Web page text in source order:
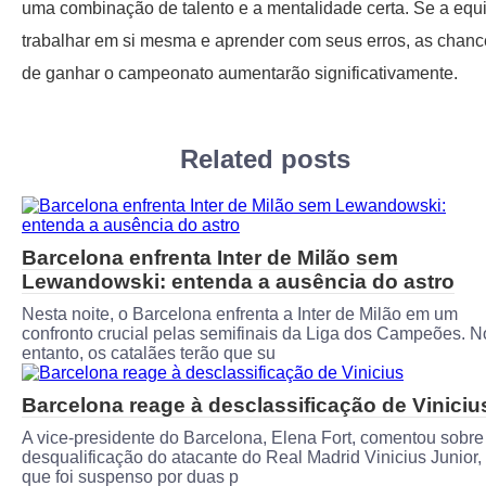
uma combinação de talento e a mentalidade certa. Se a
trabalhar em si mesma e aprender com seus erros, as
de ganhar o campeonato aumentarão significativamente.
Related posts
Barcelona enfrenta Inter de Milão sem
Lewandowski: entenda a ausência do astro
Nesta noite, o Barcelona enfrenta a Inter de Milão em um
confronto crucial pelas semifinais da Liga dos Campeões.
entanto, os catalães terão que su
Barcelona reage à desclassificação de
A vice-presidente do Barcelona, ​​Elena Fort, comentou
desqualificação do atacante do Real Madrid Vinicius Junior,
que foi suspenso por duas p